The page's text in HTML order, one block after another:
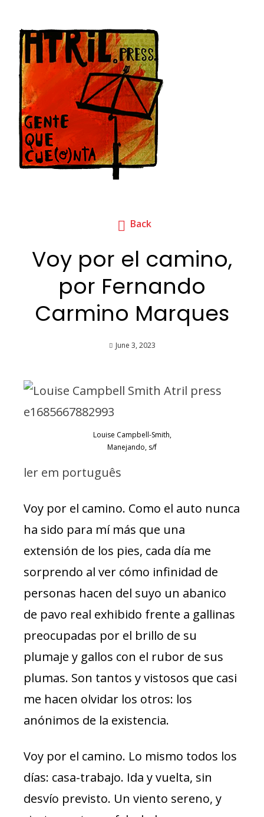
Back
Voy por el camino,
por Fernando
Carmino Marques
June 3, 2023
Louise Campbell-Smith,
Manejando, s/f
ler em português
Voy por el camino. Como el auto nunca
ha sido para mí más que una
extensión de los pies, cada día me
sorprendo al ver cómo infinidad de
personas hacen del suyo un abanico
de pavo real exhibido frente a gallinas
preocupadas por el brillo de su
plumaje y gallos con el rubor de sus
plumas. Son tantos y vistosos que casi
me hacen olvidar los otros: los
anónimos de la existencia.
Voy por el camino. Lo mismo todos los
días: casa-trabajo. Ida y vuelta, sin
desvío previsto. Un viento sereno, y